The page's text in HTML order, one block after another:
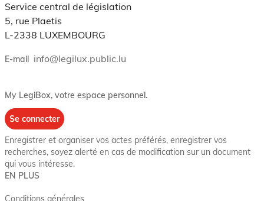
Service central de législation
5, rue Plaetis
L-2338 LUXEMBOURG
E-mail info@legilux.public.lu
My LegiBox, votre espace personnel.
Se connecter
Enregistrer et organiser vos actes préférés, enregistrer vos
recherches, soyez alerté en cas de modification sur un document
qui vous intéresse.
EN PLUS
Conditions générales